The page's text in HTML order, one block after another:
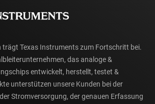
trägt Texas Instruments zum Fortschritt bei.
das analoge &
entwickelt, herstellt, testet &
unterstützen unsere Kunden bei der
Stromversorgung, der genauen Erfassung